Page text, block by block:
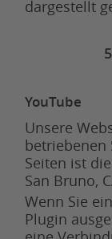
dargestellt
YouTube
Unsere
betriebenen
Seiten ist die
San Bruno,
Wenn Sie
Plugin